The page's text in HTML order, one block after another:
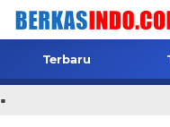
Terbaru
.